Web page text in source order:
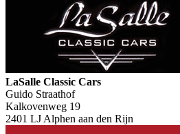
LaSalle Classic Cars
Guido Straathof
Kalkovenweg 19
2401 LJ Alphen aan den Rijn